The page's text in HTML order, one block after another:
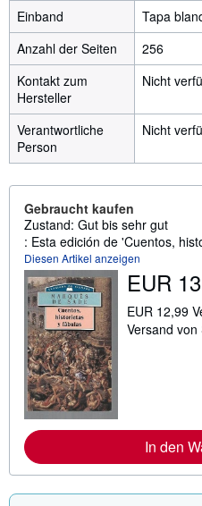
Einband
Tapa
Anzahl der Seiten
256
Kontakt zum
Hersteller
Nicht
Verantwortliche
Person
Nicht
Gebraucht kaufen
Zustand: Gut bis sehr gut
: Esta edición de 'Cuentos,
Diesen Artikel anzeigen
EUR
EUR 12,99
Versand
In den